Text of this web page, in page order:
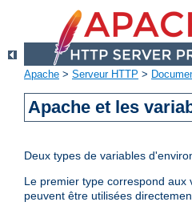
Apache > Serveur HTTP >
Apache et les
Deux types de variables
Le premier type correspond
peuvent être utilisées